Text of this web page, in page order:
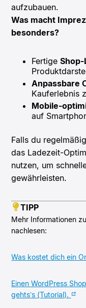
aufzubauen.
Was macht
besonders?
Fertige
Anpassbare
Kauferlebnis
Mobile-
auf
Falls du
das Ladezeit-
nutzen, um
gewährleisten.
TIPP
Mehr Informationen
nachlesen:
Was kostet dich ein
Einen WordPress
gehts’s (Tutorial).